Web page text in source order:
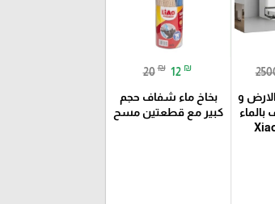
و
20 ₪ 12 ₪
بخاخ ماء شفاف حجم
كبير مع قطعتين مسح